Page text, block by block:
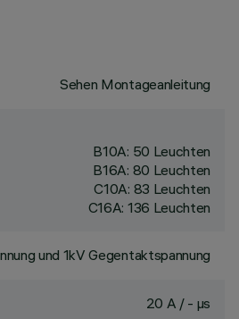
Sehen Montageanleitung
B10A: 50 Leuchten
B16A: 80 Leuchten
C10A: 83 Leuchten
C16A: 136 Leuchten
und 1kV Gegentaktspannung
20 A / - µs